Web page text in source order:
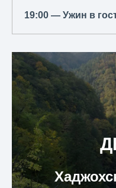
19:00 — Ужин в